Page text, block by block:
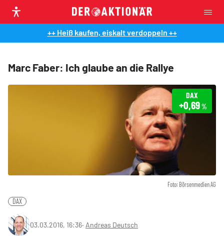
++ Heiß kaufen, eiskalt verdoppeln ++
Marc Faber: Ich glaube an die Rallye
Foto: Börsenmedien AG
DAX
+0,69%
DAX
03.03.2016, 16:36‧ Andreas Deutsch